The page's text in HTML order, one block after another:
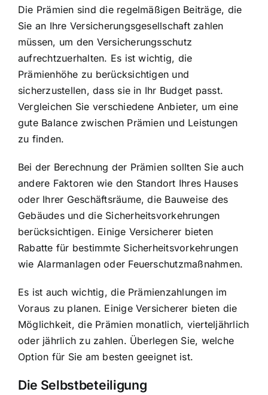
Die Prämien sind die regelmäßigen Beiträge, die
Sie an Ihre Versicherungsgesellschaft zahlen
müssen, um den Versicherungsschutz
aufrechtzuerhalten. Es ist wichtig, die
Prämienhöhe zu berücksichtigen und
sicherzustellen, dass sie in Ihr Budget passt.
Vergleichen Sie verschiedene Anbieter, um eine
gute Balance zwischen Prämien und Leistungen
zu finden.
Bei der Berechnung der Prämien sollten Sie auch
andere Faktoren wie den Standort Ihres Hauses
oder Ihrer Geschäftsräume, die Bauweise des
Gebäudes und die Sicherheitsvorkehrungen
berücksichtigen. Einige Versicherer bieten
Rabatte für bestimmte Sicherheitsvorkehrungen
wie Alarmanlagen oder Feuerschutzmaßnahmen.
Es ist auch wichtig, die Prämienzahlungen im
Voraus zu planen. Einige Versicherer bieten die
Möglichkeit, die Prämien monatlich, vierteljährlich
oder jährlich zu zahlen. Überlegen Sie, welche
Option für Sie am besten geeignet ist.
Die Selbstbeteiligung